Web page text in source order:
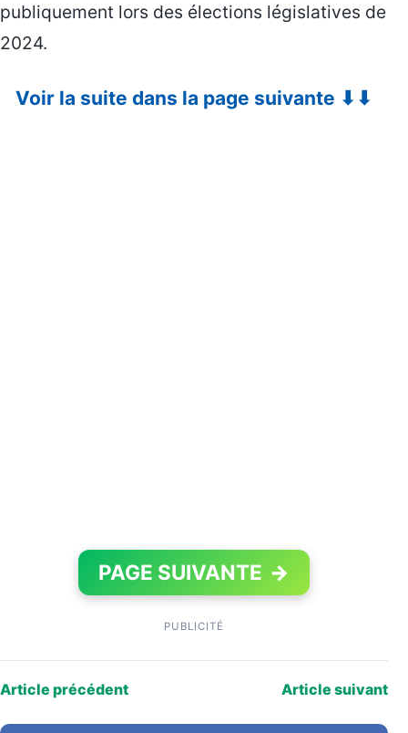
publiquement lors des élections législatives de
2024.
Voir la suite dans la page suivante ⬇⬇
PAGE SUIVANTE →
PUBLICITÉ
Article précédent Article suivant